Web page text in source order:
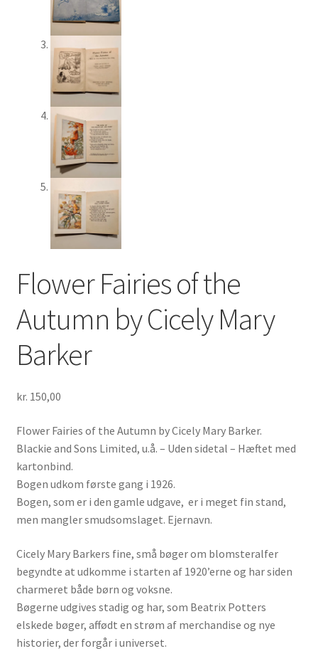
Flower Fairies of the
Autumn by Cicely Mary
Barker
kr. 150,00
Flower Fairies of the Autumn by Cicely Mary Barker.
Blackie and Sons Limited, u.å. – Uden sidetal – Hæftet med
kartonbind.
Bogen udkom første gang i 1926.
Bogen, som er i den gamle udgave, er i meget fin stand,
men mangler smudsomslaget. Ejernavn.
Cicely Mary Barkers fine, små bøger om blomsteralfer
begyndte at udkomme i starten af 1920’erne og har siden
charmeret både børn og voksne.
Bøgerne udgives stadig og har, som Beatrix Potters
elskede bøger, affødt en strøm af merchandise og nye
historier, der forgår i universet.